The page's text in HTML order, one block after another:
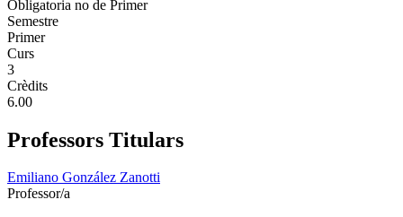
Obligatoria no de Primer
Semestre
Primer
Curs
3
Crèdits
6.00
Professors Titulars
Emiliano González Zanotti
Professor/a